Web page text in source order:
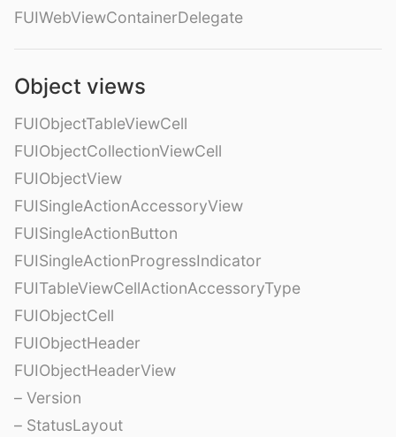
FUIWebViewContainerDelegate
Object views
FUIObjectTableViewCell
FUIObjectCollectionViewCell
FUIObjectView
FUISingleActionAccessoryView
FUISingleActionButton
FUISingleActionProgressIndicator
FUITableViewCellActionAccessoryType
FUIObjectCell
FUIObjectHeader
FUIObjectHeaderView
– Version
– StatusLayout